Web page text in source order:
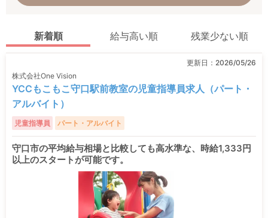
新着順 給与高い順 残業少ない順
更新日： 2026/05/26
株式会社One Vision
YCCもこもこ守口駅前教室の児童指導員求人（パート・
アルバイト）
児童指導員 パート・アルバイト
守口市の平均給与相場と比較しても高水準な、時給1,333円
以上のスタートが可能です。